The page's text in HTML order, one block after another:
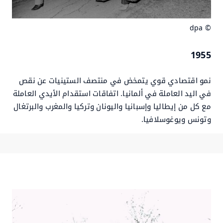
© dpa
1955
نمو اقتصادي قوي يتمخض في منتصف الستينيات عن نقص
في اليد العاملة في ألمانيا. اتفاقات استقدام الأيدي العاملة
مع كل من إيطاليا وإسبانيا واليونان وتركيا والمغرب والبرتغال
وتونس ويوغوسلافيا.